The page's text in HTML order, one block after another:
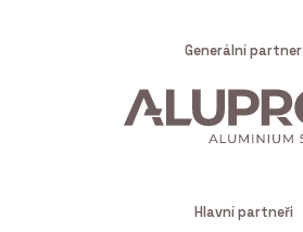
Generální partner
Hlavní partneři